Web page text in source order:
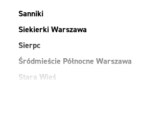
Sanniki
Siekierki Warszawa
Sierpc
Śródmieście Północne Warszawa
Stara Wieś